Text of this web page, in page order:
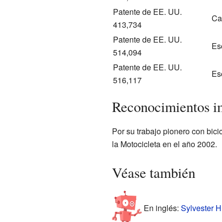
Patente de EE. UU.
413,734
Patente de EE. UU.
514,094
Patente de EE. UU.
516,117
Reconocimientos
Por su trabajo pionero con
la Motocicleta en el año 2002.
Véase también
En inglés: Sylvester